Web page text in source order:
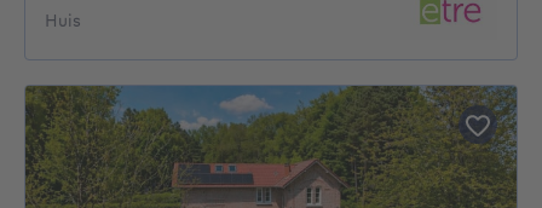
Huis